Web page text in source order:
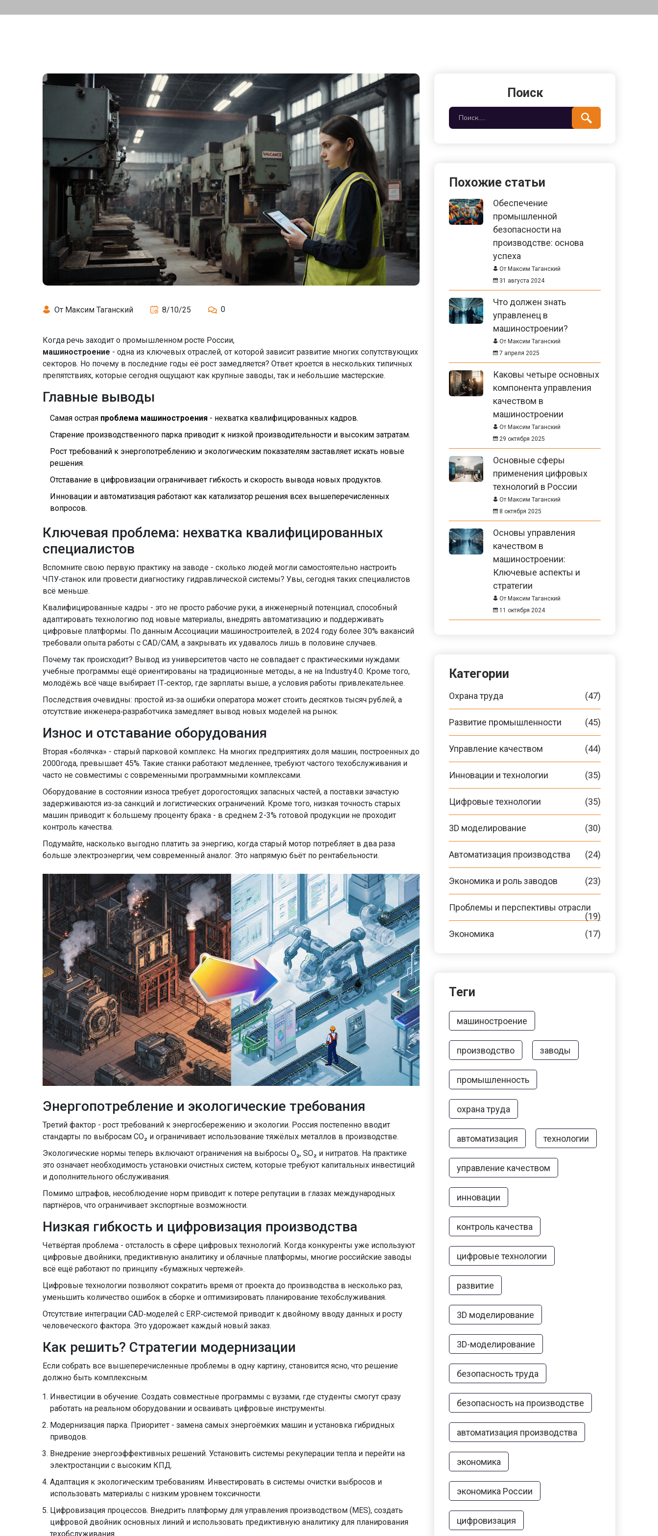
От Максим Таганский 8/10/25 0
Когда речь заходит о промышленном росте России,
машиностроение - одна из ключевых отраслей, от которой зависит развитие многих сопутствующих
секторов. Но почему в последние годы её рост замедляется? Ответ кроется в нескольких типичных
препятствиях, которые сегодня ощущают как крупные заводы, так и небольшие мастерские.
Главные выводы
Самая острая проблема машиностроения - нехватка квалифицированных кадров.
Старение производственного парка приводит к низкой производительности и высоким затратам.
Рост требований к энергопотреблению и экологическим показателям заставляет искать новые
решения.
Отставание в цифровизации ограничивает гибкость и скорость вывода новых продуктов.
Инновации и автоматизация работают как катализатор решения всех вышеперечисленных
вопросов.
Ключевая проблема: нехватка квалифицированных
специалистов
Вспомните свою первую практику на заводе - сколько людей могли самостоятельно настроить
ЧПУ‑станок или провести диагностику гидравлической системы? Увы, сегодня таких специалистов
всё меньше.
Квалифицированные кадры - это не просто рабочие руки, а инженерный потенциал, способный
адаптировать технологию под новые материалы, внедрять автоматизацию и поддерживать
цифровые платформы. По данным Ассоциации машиностроителей, в 2024 году более 30% вакансий
требовали опыта работы с CAD/CAM, а закрывать их удавалось лишь в половине случаев.
Почему так происходит? Вывод из университетов часто не совпадает с практическими нуждами:
учебные программы ещё ориентированы на традиционные методы, а не на Industry4.0. Кроме того,
молодёжь всё чаще выбирает IT‑сектор, где зарплаты выше, а условия работы привлекательнее.
Последствия очевидны: простой из‑за ошибки оператора может стоить десятков тысяч рублей, а
отсутствие инженера‑разработчика замедляет вывод новых моделей на рынок.
Износ и отставание оборудования
Вторая «болячка» - старый парковой комплекс. На многих предприятиях доля машин, построенных до
2000года, превышает 45%. Такие станки работают медленнее, требуют частого техобслуживания и
часто не совместимы с современными программными комплексами.
Оборудование в состоянии износа требует дорогостоящих запасных частей, а поставки зачастую
задерживаются из‑за санкций и логистических ограничений. Кроме того, низкая точность старых
машин приводит к большему проценту брака - в среднем 2-3% готовой продукции не проходит
контроль качества.
Подумайте, насколько выгодно платить за энергию, когда старый мотор потребляет в два раза
больше электроэнергии, чем современный аналог. Это напрямую бьёт по рентабельности.
Энергопотребление и экологические требования
Третий фактор - рост требований к энергосбережению и экологии. Россия постепенно вводит
стандарты по выбросам CO₂ и ограничивает использование тяжёлых металлов в производстве.
Экологические нормы теперь включают ограничения на выбросы О₂, SO₂ и нитратов. На практике
это означает необходимость установки очистных систем, которые требуют капитальных инвестиций
и дополнительного обслуживания.
Помимо штрафов, несоблюдение норм приводит к потере репутации в глазах международных
партнёров, что ограничивает экспортные возможности.
Низкая гибкость и цифровизация производства
Четвёртая проблема - отсталость в сфере цифровых технологий. Когда конкуренты уже используют
цифровые двойники, предиктивную аналитику и облачные платформы, многие российские заводы
всё ещё работают по принципу «бумажных чертежей».
Цифровые технологии позволяют сократить время от проекта до производства в несколько раз,
уменьшить количество ошибок в сборке и оптимизировать планирование техобслуживания.
Отсутствие интеграции CAD‑моделей с ERP‑системой приводит к двойному вводу данных и росту
человеческого фактора. Это удорожает каждый новый заказ.
Как решить? Стратегии модернизации
Если собрать все вышеперечисленные проблемы в одну картину, становится ясно, что решение
должно быть комплексным.
Инвестиции в обучение. Создать совместные программы с вузами, где студенты смогут сразу
работать на реальном оборудовании и осваивать цифровые инструменты.
Модернизация парка. Приоритет - замена самых энергоёмких машин и установка гибридных
приводов.
Внедрение энергоэффективных решений. Установить системы рекуперации тепла и перейти на
электростанции с высоким КПД.
Адаптация к экологическим требованиям. Инвестировать в системы очистки выбросов и
использовать материалы с низким уровнем токсичности.
Цифровизация процессов. Внедрить платформу для управления производством (MES), создать
цифровой двойник основных линий и использовать предиктивную аналитику для планирования
техобслуживания.
Поиск
Похожие статьи
Обеспечение
промышленной
безопасности на
производстве: основа
успеха
От Максим Таганский
31 августа 2024
Что должен знать
управленец в
машиностроении?
От Максим Таганский
7 апреля 2025
Каковы четыре основных
компонента управления
качеством в
машиностроении
От Максим Таганский
29 октября 2025
Основные сферы
применения цифровых
технологий в России
От Максим Таганский
8 октября 2025
Основы управления
качеством в
машиностроении:
Ключевые аспекты и
стратегии
От Максим Таганский
11 октября 2024
Категории
Охрана труда (47)
Развитие промышленности (45)
Управление качеством (44)
Инновации и технологии (35)
Цифровые технологии (35)
3D моделирование (30)
Автоматизация производства (24)
Экономика и роль заводов (23)
Проблемы и перспективы отрасли
(19)
Экономика
(17)
Теги
машиностроение
производство заводы
промышленность
охрана труда
автоматизация технологии
управление качеством
инновации
контроль качества
цифровые технологии
развитие
3D моделирование
3D-моделирование
безопасность труда
безопасность на производстве
автоматизация производства
экономика
экономика России
цифровизация